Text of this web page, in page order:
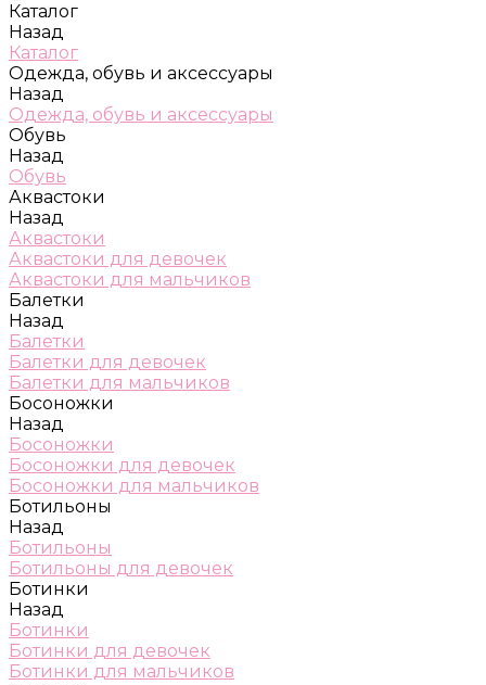
Каталог
Назад
Каталог
Одежда, обувь и аксессуары
Назад
Одежда, обувь и аксессуары
Обувь
Назад
Обувь
Аквастоки
Назад
Аквастоки
Аквастоки для девочек
Аквастоки для мальчиков
Балетки
Назад
Балетки
Балетки для девочек
Балетки для мальчиков
Босоножки
Назад
Босоножки
Босоножки для девочек
Босоножки для мальчиков
Ботильоны
Назад
Ботильоны
Ботильоны для девочек
Ботинки
Назад
Ботинки
Ботинки для девочек
Ботинки для мальчиков